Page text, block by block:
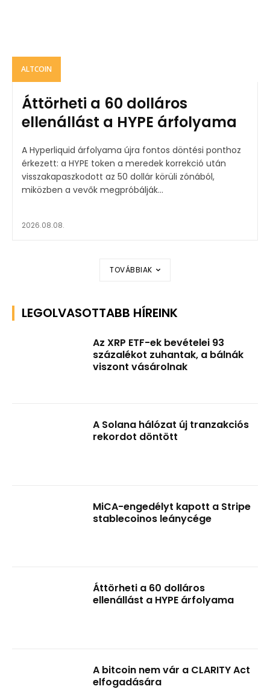
ALTCOIN
Áttörheti a 60 dolláros
ellenállást a HYPE árfolyama
A Hyperliquid árfolyama újra fontos döntési ponthoz
érkezett: a HYPE token a meredek korrekció után
visszakapaszkodott az 50 dollár körüli zónából,
miközben a vevők megpróbálják...
2026.08.08.
TOVÁBBIAK
LEGOLVASOTTABB HÍREINK
Az XRP ETF-ek bevételei 93
százalékot zuhantak, a bálnák
viszont vásárolnak
A Solana hálózat új tranzakciós
rekordot döntött
MiCA-engedélyt kapott a Stripe
stablecoinos leánycége
Áttörheti a 60 dolláros
ellenállást a HYPE árfolyama
A bitcoin nem vár a CLARITY Act
elfogadására